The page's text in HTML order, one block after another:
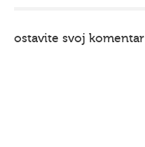
ostavite svoj komentar